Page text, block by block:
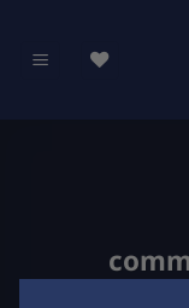
contenu